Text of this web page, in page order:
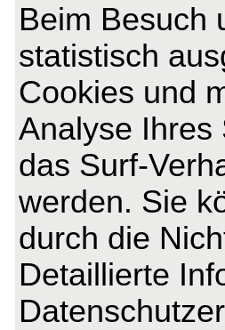
Beim Besuch
statistisch
Cookies und
Analyse Ihres
das Surf-
werden. Sie
durch die
Detaillierte